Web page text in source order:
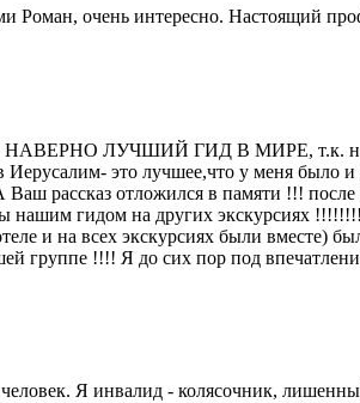
Роман, очень интересно. Настоящий
ЛУЧШИЙ ГИД В МИРЕ, т.к.
это лучшее,что у меня было
рассказ отложился в памяти !!!
нашим гидом на других экскурсиях
и на всех экскурсиях были вместе)
группе !!!! Я до сих пор под
Я инвалид - колясочник,